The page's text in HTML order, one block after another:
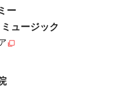
ー
ュージック